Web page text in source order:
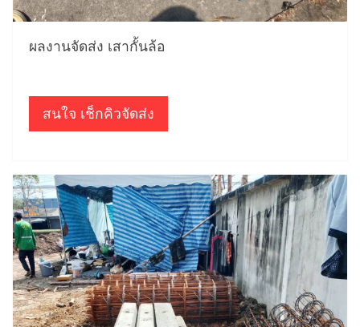
ผลงานจัดส่ง เสากั้นล้อ
สนใจ เช็กคิวจัดส่ง